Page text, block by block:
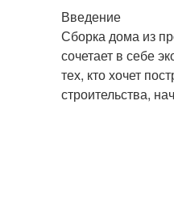
Введение
Сборка дома из
сочетает в себе
тех, кто хочет
строительства,